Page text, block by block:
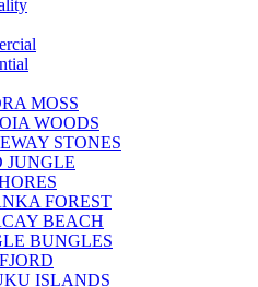
MOSS
WOODS
STONES
JUNGLE
FOREST
BEACH
BUNGLES
ISLANDS